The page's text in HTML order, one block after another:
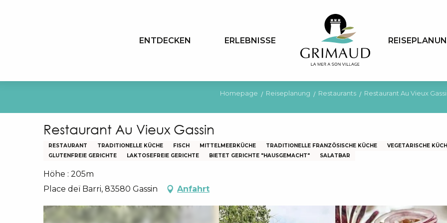
ENTDECKEN ERLEBNISSE
Homepage Reiseplanung Restaurants Restaurant Au Vieux
Restaurant Au Vieux Gassin
RESTAURANT TRADITIONELLE KÜCHE FISCH MITTELMEERKÜCHE TRADITIONELLE FRANZÖSISCHE KÜCHE VEGETARISCHE
GLUTENFREIE GERICHTE
LAKTOSEFREIE GERICHTE BIETET GERICHTE "HAUSGEMACHT" SALATBAR
Höhe : 205m
Place deï Barri, 83580 Gassin
Anfahrt